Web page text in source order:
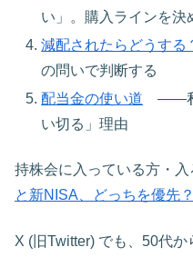
い」。購入ラインを決
減配されたらどうする
の問いで判断する
配当金の使い道 ——私
い切る」理由
持株会に入っている方・入
と新NISA、どっちを優先？
X (旧Twitter) でも、50代